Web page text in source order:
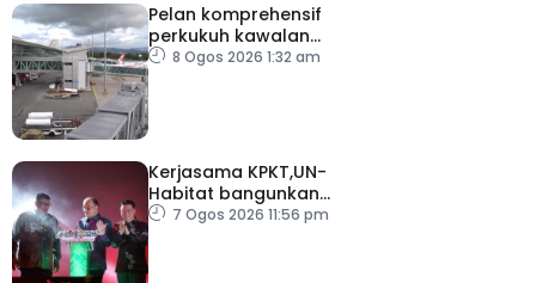
Pelan komprehensif
perkukuh kawalan
keselamatan di semua
8 Ogos 2026 1:32 am
Kerjasama KPKT,UN-
Habitat bangunkan
inisiatif My Public Space
7 Ogos 2026 11:56 pm